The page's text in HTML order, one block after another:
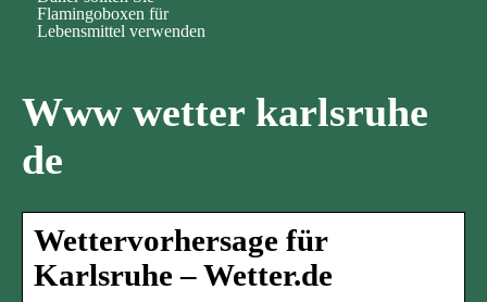
Flamingoboxen für
Lebensmittel verwenden
Www wetter karlsruhe
de
Wettervorhersage für
Karlsruhe – Wetter.de